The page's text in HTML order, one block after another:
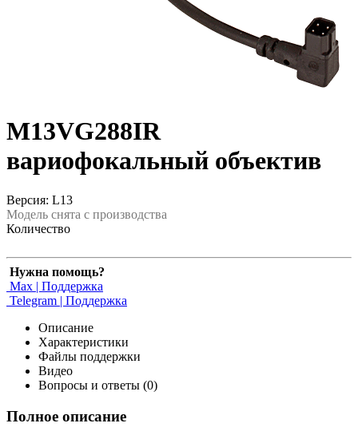
M13VG288IR
вариофокальный объектив
Версия: L13
Модель снята с производства
Количество
Нужна помощь?
Max | Поддержка
Telegram | Поддержка
Описание
Характеристики
Файлы поддержки
Видео
Вопросы и ответы (0)
Полное описание